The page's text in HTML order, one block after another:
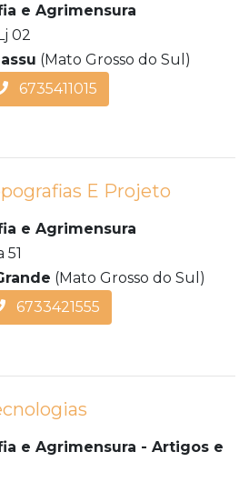
e Agrimensura
02
(Mato Grosso do Sul)
6735411015
E Projeto
e Agrimensura
(Mato Grosso do Sul)
6733421555
e Agrimensura - Artigos e